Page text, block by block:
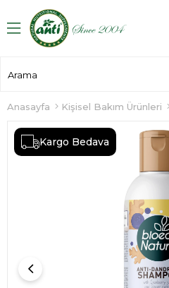
Anasayfa Kişisel Bakım Ürünleri
Kargo Bedava